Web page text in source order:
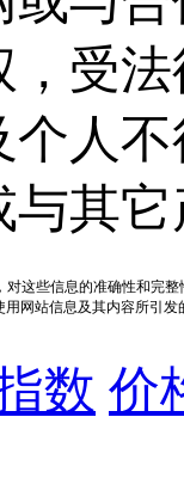
，受
人
与其
这些信息的准确性和完
网站信息及其内容所引
数 价